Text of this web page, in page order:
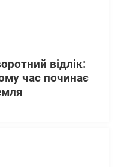
відлік:
час починає